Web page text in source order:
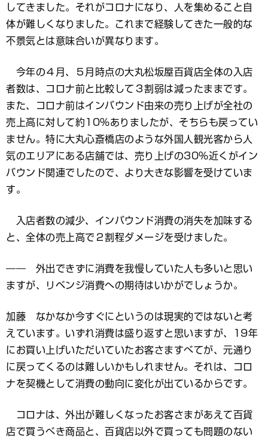
してきました。それがコロナになり、人を集めること自
体が難しくなりました。これまで経験してきた一般的な
不景気とは意味合いが異なります。
今年の４月、５月時点の大丸松坂屋百貨店全体の入店
者数は、コロナ前と比較して３割弱は減ったままです。
また、コロナ前はインバウンド由来の売り上げが全社の
売上高に対して約10％ありましたが、そちらも戻ってい
ません。特に大丸心斎橋店のような外国人観光客から人
気のエリアにある店舗では、売り上げの30％近くがイン
バウンド関連でしたので、より大きな影響を受けていま
す。
入店者数の減少、インバウンド消費の消失を加味する
と、全体の売上高で２割程ダメージを受けました。
―― 外出できずに消費を我慢していた人も多いと思い
ますが、リベンジ消費への期待はいかがでしょうか。
加藤 なかなか今すぐにというのは現実的ではないと考
えています。いずれ消費は盛り返すと思いますが、19年
にお買い上げいただいていたお客さますべてが、元通り
に戻ってくるのは難しいかもしれません。それは、コロ
ナを契機として消費の動向に変化が出ているからです。
コロナは、外出が難しくなったお客さまがあえて百貨
店で買うべき商品と、百貨店以外で買っても問題のない